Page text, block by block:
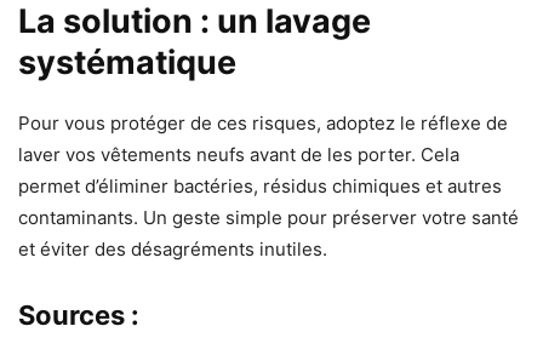
La solution : un lavage
systématique
Pour vous protéger de ces risques, adoptez le réflexe de
laver vos vêtements neufs avant de les porter. Cela
permet d’éliminer bactéries, résidus chimiques et autres
contaminants. Un geste simple pour préserver votre santé
et éviter des désagréments inutiles.
Sources :